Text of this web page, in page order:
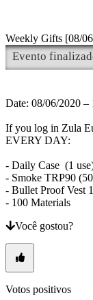
UK
ZH
O
jogo
Gameplay
Eventos
In-
Noticias
Weekly Gifts [08/
Evento
Date: 08/06/2020 –
If you log in Zula
EVERY DAY:
- Daily Case (1
- Smoke TRP90
- Bullet Proof Vest
- 100 Materials
Você gostou?
Votos positivos